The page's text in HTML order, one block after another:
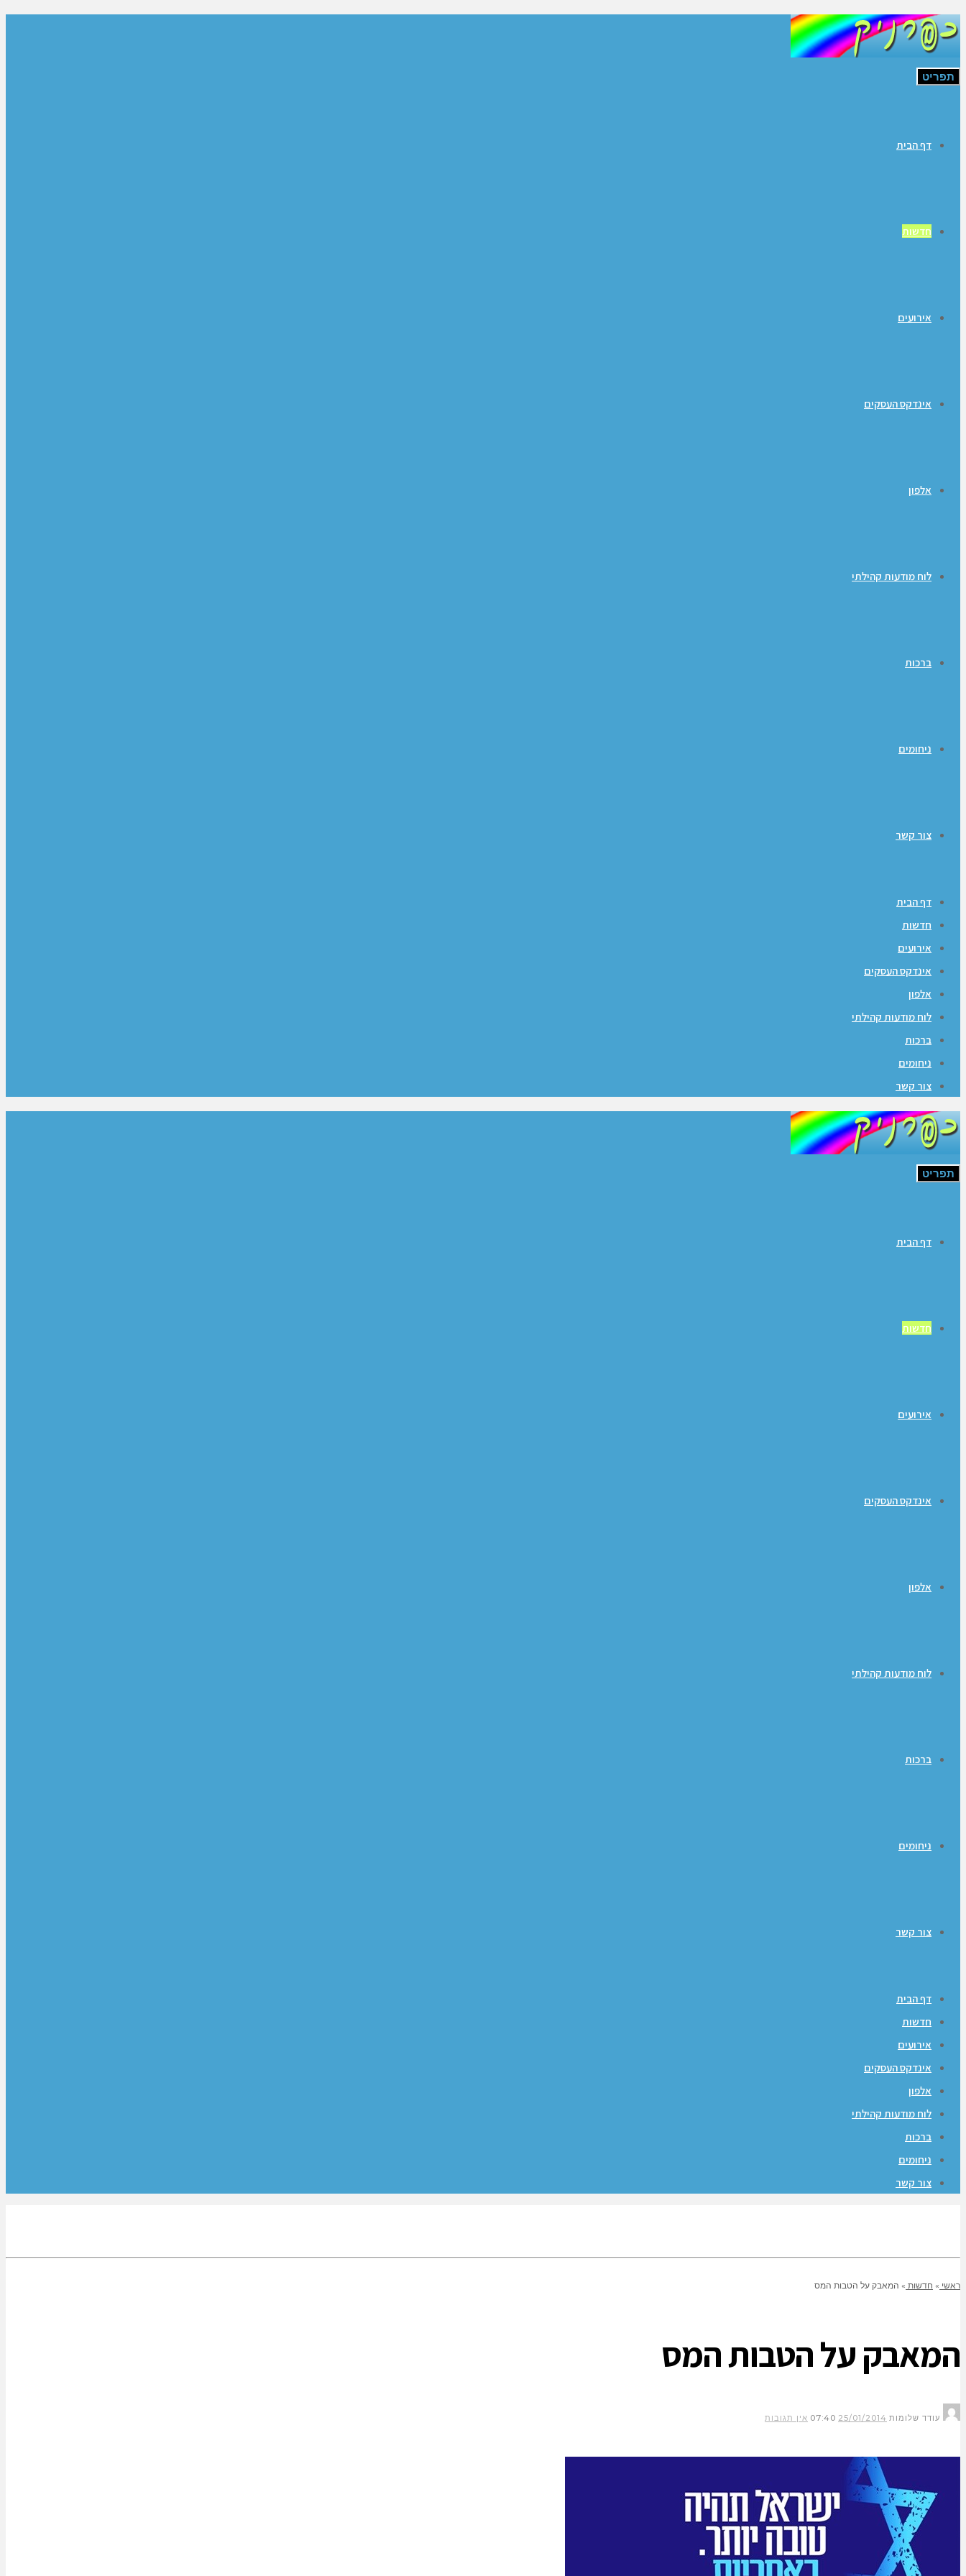
תפריט
דף הבית
חדשות
אירועים
אינדקס העסקים
אלפון
לוח מודעות קהילתי
ברכות
ניחומים
צור קשר
דף הבית
חדשות
אירועים
אינדקס העסקים
אלפון
לוח מודעות קהילתי
ברכות
ניחומים
צור קשר
תפריט
דף הבית
חדשות
אירועים
אינדקס העסקים
אלפון
לוח מודעות קהילתי
ברכות
ניחומים
צור קשר
דף הבית
חדשות
אירועים
אינדקס העסקים
אלפון
לוח מודעות קהילתי
ברכות
ניחומים
צור קשר
ראשי » חדשות » המאבק על הטבות המס
המאבק על הטבות המס
עודד שלומות 25/01/2014
07:40 אין תגובות